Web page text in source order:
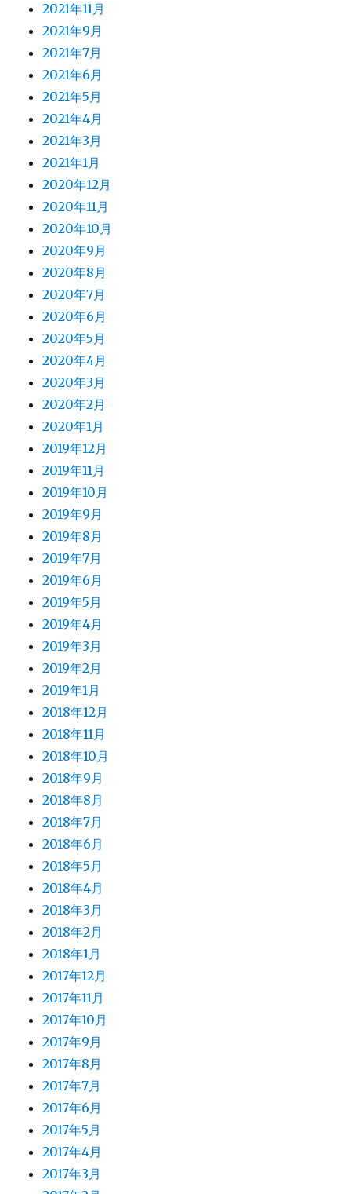
2021年11月
2021年9月
2021年7月
2021年6月
2021年5月
2021年4月
2021年3月
2021年1月
2020年12月
2020年11月
2020年10月
2020年9月
2020年8月
2020年7月
2020年6月
2020年5月
2020年4月
2020年3月
2020年2月
2020年1月
2019年12月
2019年11月
2019年10月
2019年9月
2019年8月
2019年7月
2019年6月
2019年5月
2019年4月
2019年3月
2019年2月
2019年1月
2018年12月
2018年11月
2018年10月
2018年9月
2018年8月
2018年7月
2018年6月
2018年5月
2018年4月
2018年3月
2018年2月
2018年1月
2017年12月
2017年11月
2017年10月
2017年9月
2017年8月
2017年7月
2017年6月
2017年5月
2017年4月
2017年3月